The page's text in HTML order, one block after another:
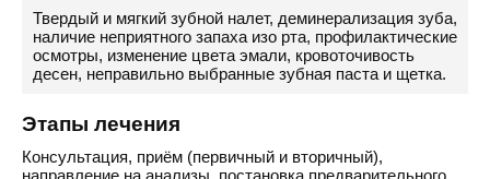
Твердый и мягкий зубной налет, деминерализация зуба,
наличие неприятного запаха изо рта, профилактические
осмотры, изменение цвета эмали, кровоточивость
десен, неправильно выбранные зубная паста и щетка.
Этапы лечения
Консультация, приём (первичный и вторичный),
направление на анализы, постановка предварительного